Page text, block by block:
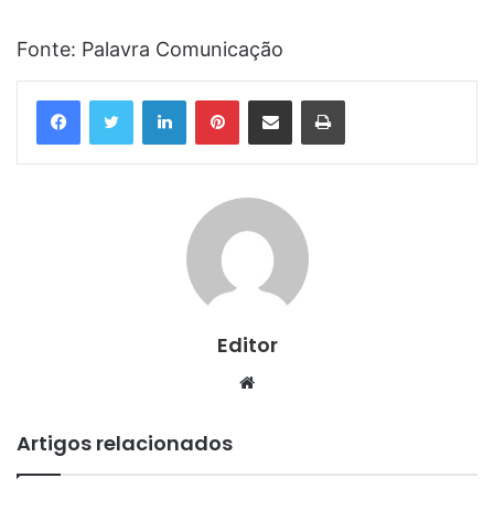
Fonte: Palavra Comunicação
LinkedinPinterestCompartilhar via e-mail Imprimir
Editor
Website
Artigos relacionados